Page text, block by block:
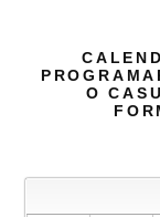
O